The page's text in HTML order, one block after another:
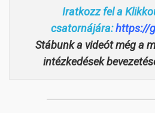
Iratkozz fel a
csatornájára:https://
Stábunk a videót még a
intézkedések